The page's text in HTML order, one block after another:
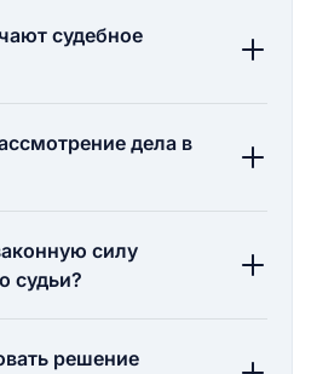
судебное
дела в
силу
судьи?
решение